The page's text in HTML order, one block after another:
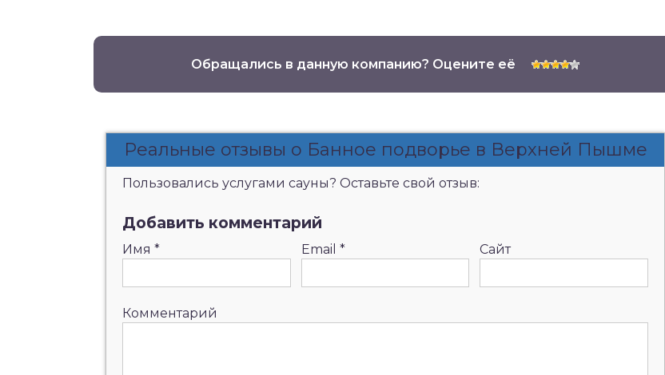
Обращались в данную компанию? Оцените её
Реальные отзывы о Банное подворье в Верхней Пышме
Пользовались услугами сауны? Оставьте свой отзыв:
Добавить комментарий
Имя * Email * Сайт
Комментарий